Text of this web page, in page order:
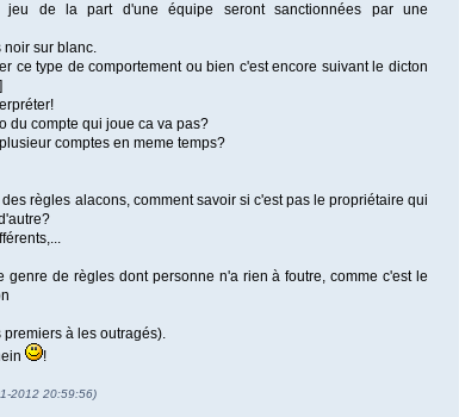
jeu de la part d'une équipe seront sanctionnées par une
noir sur blanc.
ce type de comportement ou bien c'est encore suivant le dicton
du compte qui joue ca va pas?
comptes en meme temps?
règles alacons, comment savoir si c'est pas le propriétaire qui
genre de règles dont personne n'a rien à foutre, comme c'est le
à les outragés).
!
2012 20:59:56)